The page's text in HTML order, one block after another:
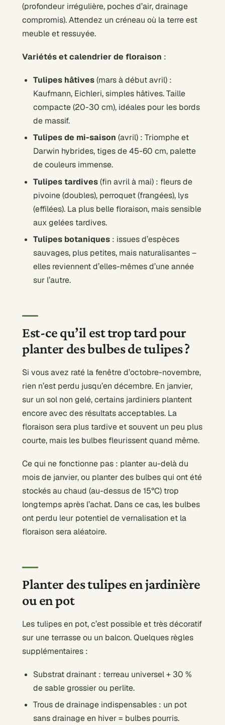
(profondeur irrégulière, poches d’air, drainage
compromis). Attendez un créneau où la terre est
meuble et ressuyée.
Variétés et calendrier de floraison :
Tulipes hâtives(mars à début avril) :
Kaufmann, Eichleri, simples hâtives. Taille
compacte (20-30 cm), idéales pour les bords
de massif.
Tulipes de mi-saison (avril) : Triomphe et
Darwin hybrides, tiges de 45-60 cm, palette
de couleurs immense.
Tulipes tardives(fin avril à mai) : fleurs de
pivoine (doubles), perroquet (frangées), lys
(effilées). La plus belle floraison, mais sensible
aux gelées tardives.
Tulipes botaniques : issues d’espèces
sauvages, plus petites, mais naturalisantes –
elles reviennent d’elles-mêmes d’une année
sur l’autre.
Est-ce qu’il est trop tard pour
planter des bulbes de tulipes ?
Si vous avez raté la fenêtre d’octobre-novembre,
rien n’est perdu jusqu’en décembre. En janvier,
sur un sol non gelé, certains jardiniers plantent
encore avec des résultats acceptables. La
floraison sera plus tardive et souvent un peu plus
courte, mais les bulbes fleurissent quand même.
Ce qui ne fonctionne pas : planter au-delà du
mois de janvier, ou planter des bulbes qui ont été
stockés au chaud (au-dessus de 15°C) trop
longtemps après l’achat. Dans ce cas, les bulbes
ont perdu leur potentiel de vernalisation et la
floraison sera aléatoire.
Planter des tulipes en jardinière
ou en pot
Les tulipes en pot, c’est possible et très décoratif
sur une terrasse ou un balcon. Quelques règles
supplémentaires :
Substrat drainant : terreau universel + 30 %
de sable grossier ou perlite.
Trous de drainage indispensables : un pot
sans drainage en hiver = bulbes pourris.